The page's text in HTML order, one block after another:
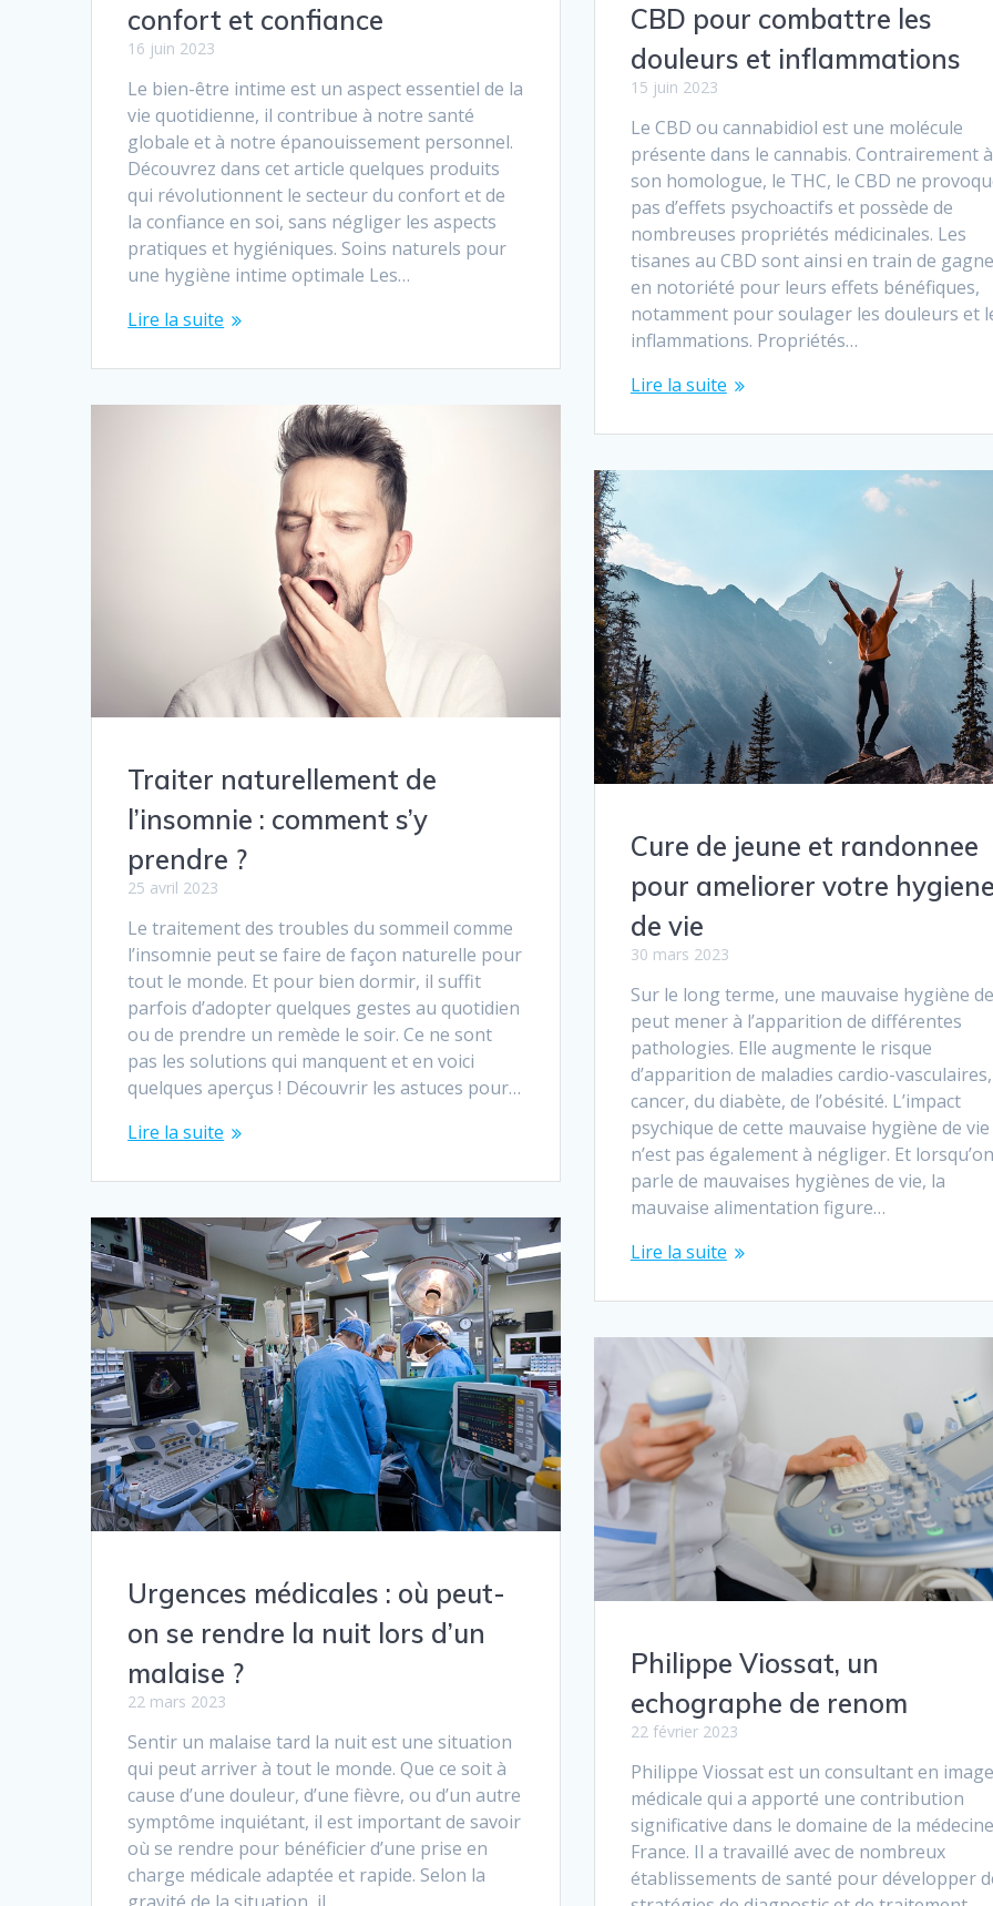
confort et confiance
16 juin 2023
Le bien-être intime est un aspect essentiel de la
vie quotidienne, il contribue à notre santé
globale et à notre épanouissement personnel.
Découvrez dans cet article quelques produits
qui révolutionnent le secteur du confort et de
la confiance en soi, sans négliger les aspects
pratiques et hygiéniques. Soins naturels pour
une hygiène intime optimale Les…
Lire la suite
CBD pour combattre les
douleurs et inflammations
15 juin 2023
Le CBD ou cannabidiol est une molécule
présente dans le cannabis. Contrairement à
son homologue, le THC, le CBD ne
pas d’effets psychoactifs et possède de
nombreuses propriétés médicinales. Les
tisanes au CBD sont ainsi en train de
en notoriété pour leurs effets bénéfiques,
notamment pour soulager les douleurs et
inflammations. Propriétés…
Lire la suite
Traiter naturellement de
l’insomnie : comment s’y
prendre ?
25 avril 2023
Le traitement des troubles du sommeil comme
l’insomnie peut se faire de façon naturelle pour
tout le monde. Et pour bien dormir, il suffit
parfois d’adopter quelques gestes au quotidien
ou de prendre un remède le soir. Ce ne sont
pas les solutions qui manquent et en voici
quelques aperçus ! Découvrir les astuces pour…
Lire la suite
Cure de jeune et randonnee
pour ameliorer votre
de vie
30 mars 2023
Sur le long terme, une mauvaise hygiène
peut mener à l’apparition de différentes
pathologies. Elle augmente le risque
d’apparition de maladies cardio-
cancer, du diabète, de l’obésité. L’impact
psychique de cette mauvaise hygiène de vie
n’est pas également à négliger. Et lorsqu’on
parle de mauvaises hygiènes de vie, la
mauvaise alimentation figure…
Lire la suite
Urgences médicales : où peut-
on se rendre la nuit lors d’un
malaise ?
22 mars 2023
Sentir un malaise tard la nuit est une situation
qui peut arriver à tout le monde. Que ce soit à
cause d’une douleur, d’une fièvre, ou d’un autre
symptôme inquiétant, il est important de savoir
où se rendre pour bénéficier d’une prise en
charge médicale adaptée et rapide. Selon la
Philippe Viossat, un
echographe de renom
22 février 2023
Philippe Viossat est un consultant en
médicale qui a apporté une contribution
significative dans le domaine de la
France. Il a travaillé avec de nombreux
établissements de santé pour développer